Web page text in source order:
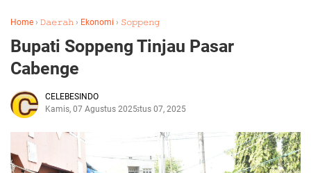
Home › 𝙳𝚊𝚎𝚛𝚊𝚑 › Ekonomi › 𝚂𝚘𝚙𝚙𝚎𝚗𝚐
Bupati Soppeng Tinjau Pasar
Cabenge
CELEBESINDO
Kamis, 07 Agustus 2025Agustus 07, 2025